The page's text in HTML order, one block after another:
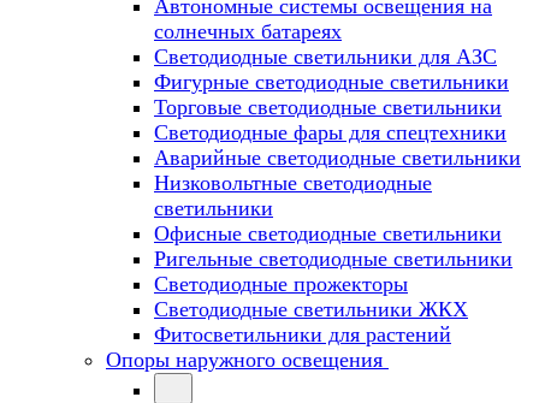
Автономные системы освещения на
солнечных батареях
Светодиодные светильники для АЗС
Фигурные светодиодные светильники
Торговые светодиодные светильники
Cветодиодные фары для спецтехники
Аварийные светодиодные светильники
Низковольтные светодиодные
светильники
Офисные светодиодные светильники
Ригельные светодиодные светильники
Светодиодные прожекторы
Светодиодные светильники ЖКХ
Фитосветильники для растений
Опоры наружного освещения